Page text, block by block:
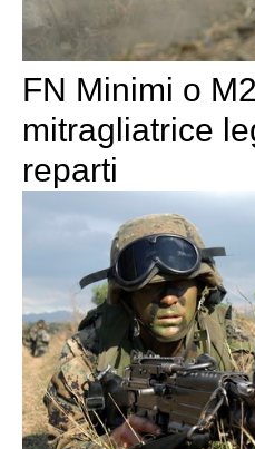
FN Minimi o
mitragliatrice
reparti